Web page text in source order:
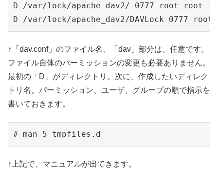
D /var/lock/apache_dav2/ 0777 root root -
D /var/lock/apache_dav2/DAVLock 0777
↑「dav.conf」のファイル名、「dav」部分は、任意です。
ファイル自体のパーミッションの変更も必要ありません。
最初の「D」がディレクトリ。次に、作成したいディレク
トリ名。パーミッション、ユーザ、グループの順で指示を
書いておきます。
# man 5 tmpfiles.d
↑上記で、マニュアルが出てきます。